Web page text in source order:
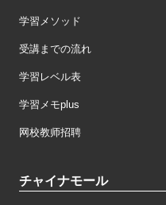
学習メソッド
受講までの流れ
学習レベル表
学習メモplus
网校教师招聘
チャイナモール